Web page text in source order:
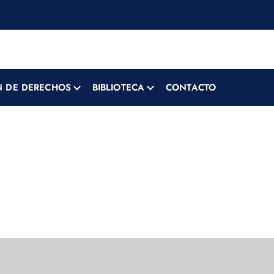
DE DERECHOS BIBLIOTECA CONTACTO